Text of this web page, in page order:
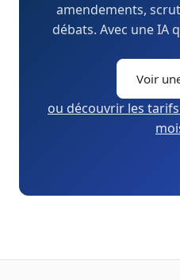
amendements,
débats. Avec une IA
Voir
ou découvrir les